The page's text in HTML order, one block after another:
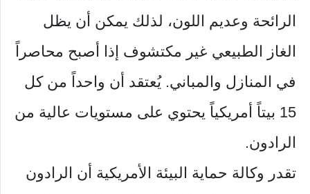
الرائحة وعديم اللون، لذلك يمكن أن يظل
الغاز الطبيعي غير مكتشوف إذا أصبح محاصراً
في المنازل والمباني. يُعتقد أن واحداً من كل
15 بيتاً أمريكياً يحتوي على مستويات عالية من
الرادون.
تقدر وكالة حماية البيئة الأمريكية أن الرادون